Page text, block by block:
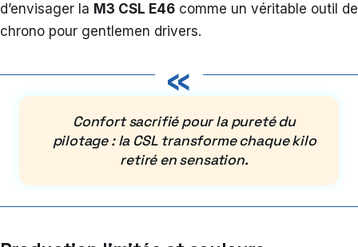
d’envisager la M3 CSL E46 comme un véritable outil de
chrono pour gentlemen drivers.
«
Confort sacrifié pour la pureté du
pilotage : la CSL transforme chaque kilo
retiré en sensation.